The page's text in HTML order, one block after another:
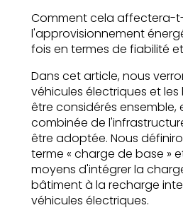
Comment cela affectera-
l'approvisionnement
fois en termes de fiabilité
Dans cet article, nous
véhicules électriques et
être considérés
combinée de
être adoptée. Nous
terme « charge de base »
moyens d'intégrer la
bâtiment à la recharge
véhicules électriques.